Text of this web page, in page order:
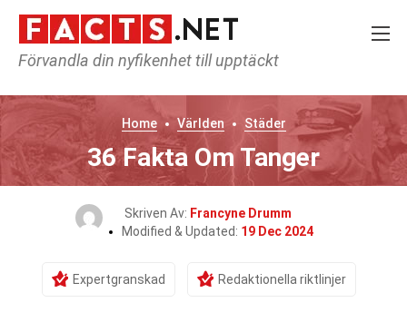
Förvandla din nyfikenhet till upptäckt
Home Världen Städer
36 Fakta Om Tanger
Skriven Av: Francyne Drumm
Modified & Updated: 19 Dec 2024
Expertgranskad Redaktionella riktlinjer